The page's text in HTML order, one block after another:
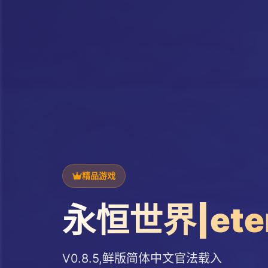
精品游戏
永恒世界
V0.8.5,鲜版简体中文官法载入